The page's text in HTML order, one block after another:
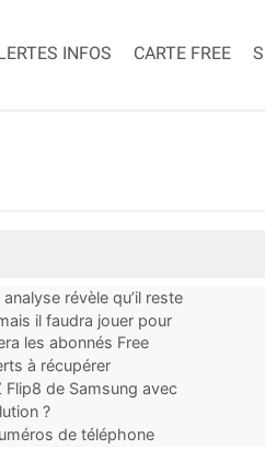
INFOS CARTE FREE
révèle qu’il reste
il faudra jouer pour
les abonnés Free
à récupérer
de Samsung avec
?
de téléphone